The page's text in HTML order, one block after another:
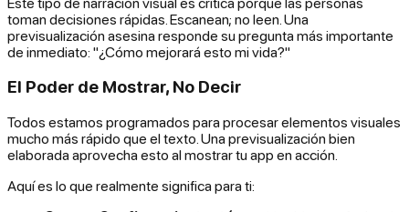
toman decisiones rápidas. Escanean; no leen. Una
previsualización asesina responde su pregunta más importante
de inmediato: "¿Cómo mejorará esto mi vida?"
El Poder de Mostrar, No Decir
Todos estamos programados para procesar elementos visuales
mucho más rápido que el texto. Una previsualización bien
elaborada aprovecha esto al mostrar tu app en acción.
Aquí es lo que realmente significa para ti: